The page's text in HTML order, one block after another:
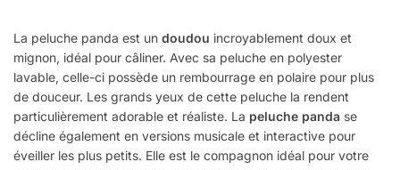
La peluche panda est un doudou incroyablement doux et
mignon, idéal pour câliner. Avec sa peluche en polyester
lavable, celle-ci possède un rembourrage en polaire pour plus
de douceur. Les grands yeux de cette peluche la rendent
particulièrement adorable et réaliste. La peluche panda se
décline également en versions musicale et interactive pour
éveiller les plus petits. Elle est le compagnon idéal pour votre